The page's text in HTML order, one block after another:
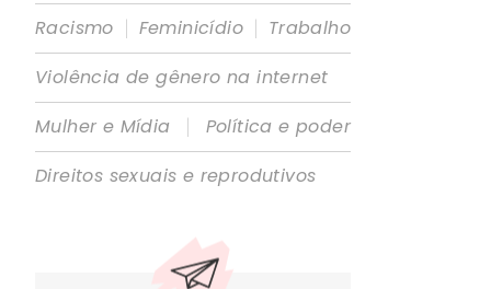
Racismo | Feminicídio | Trabalho
Violência de gênero na internet
Mulher e Mídia
|
Política e poder
Direitos sexuais e reprodutivos